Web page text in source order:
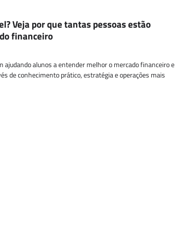
Veja por que tantas pessoas estão
financeiro
ajudando alunos a entender melhor o mercado financeiro e
de conhecimento prático, estratégia e operações mais